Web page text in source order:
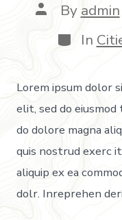
By admin
In
Lorem ipsum dolor
elit, sed do
do dolore magna
quis nostrud exerc
aliquip ex ea
dolr. Inreprehen